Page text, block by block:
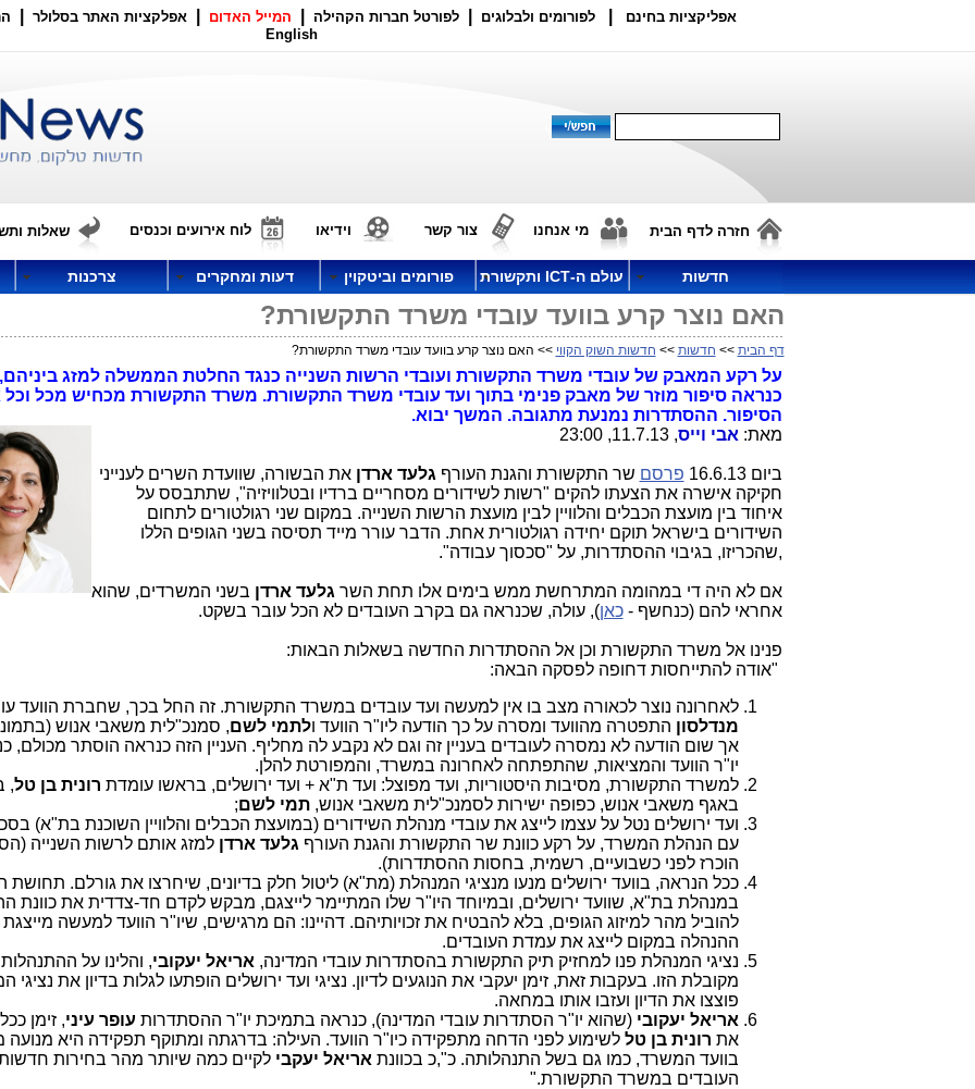
אפליקציות בחינם לפורומים ולבלוגים לפורטל חברות הקהילה המייל האדום אפלקציות האתר בסלולר
English
חזרה לדף הבית מי אנחנו צור קשר וידיאו לוח אירועים וכנסים שאלות
חדשות עולם ה-ICT ותקשורת פורומים וביטקוין דעות ומחקרים צרכנות
האם נוצר קרע בוועד עובדי משרד התקשורת?
דף הבית >> חדשות >> חדשות השוק הקווי >> האם נוצר קרע בוועד עובדי משרד התקשורת?
על רקע המאבק של עובדי משרד התקשורת ועובדי הרשות השנייה כנגד החלטת הממשלה למזג
כנראה סיפור מוזר של מאבק פנימי בתוך ועד עובדי משרד התקשורת. משרד התקשורת מכחיש מכל
הסיפור. ההסתדרות נמנעת מתגובה. המשך יבוא.
מאת: אבי וייס, 11.7.13, 23:00
ביום 16.6.13 פרסם שר התקשורת והגנת העורף גלעד ארדן את הבשורה, שוועדת השרים לענייני
חקיקה אישרה את הצעתו להקים "רשות לשידורים מסחריים ברדיו ובטלוויזיה", שתתבסס על
איחוד בין מועצת הכבלים והלוויין לבין מועצת הרשות השנייה. במקום שני רגולטורים לתחום
השידורים בישראל תוקם יחידה רגולטורית אחת. הדבר עורר מייד תסיסה בשני הגופים הללו
,שהכריזו, בגיבוי ההסתדרות, על "סכסוך עבודה".
אם לא היה די במהומה המתרחשת ממש בימים אלו תחת השר גלעד ארדן בשני המשרדים, שהוא
אחראי להם (כנחשף -כאן), עולה, שכנראה גם בקרב העובדים לא הכל עובר בשקט.
פנינו אל משרד התקשורת וכן אל ההסתדרות החדשה בשאלות הבאות:
"אודה להתייחסות דחופה לפסקה הבאה:
לאחרונה נוצר לכאורה מצב בו אין למעשה ועד עובדים במשרד התקשורת. זה החל בכך, שחברת הוועד
מנדלסון התפטרה מהוועד ומסרה על כך הודעה ליו"ר הוועד ולתמי לשם, סמנכ"לית משאבי אנוש
אך שום הודעה לא נמסרה לעובדים בעניין זה וגם לא נקבע לה מחליף. העניין הזה כנראה הוסתר מכולם,
יו"ר הוועד והמציאות, שהתפתחה לאחרונה במשרד, והמפורטת להלן.
למשרד התקשורת, מסיבות היסטוריות, ועד מפוצל: ועד ת"א + ועד ירושלים, בראשו עומדת רונית בן טל,
באגף משאבי אנוש, כפופה ישירות לסמנכ"לית משאבי אנוש,תמי לשם;
ועד ירושלים נטל על עצמו לייצג את עובדי מנהלת השידורים (במועצת הכבלים והלוויין השוכנת בת"א)
עם הנהלת המשרד, על רקע כוונת שר התקשורת והגנת העורף גלעד ארדן למזג אותם לרשות השנייה
הוכרז לפני כשבועיים, רשמית, בחסות ההסתדרות).
ככל הנראה, בוועד ירושלים מנעו מנציגי המנהלת (מת"א) ליטול חלק בדיונים, שיחרצו את גורלם. תחושת
במנהלת בת"א, שוועד ירושלים, ובמיוחד היו"ר שלו המתיימר לייצגם, מבקש לקדם חד-צדדית את כוונת
להוביל מהר למיזוג הגופים, בלא להבטיח את זכויותיהם. דהיינו: הם מרגישים, שיו"ר הוועד למעשה
ההנהלה במקום לייצג את עמדת העובדים.
נציגי המנהלת פנו למחזיק תיק התקשורת בהסתדרות עובדי המדינה, אריאל יעקובי, והלינו על
מקובלת הזו. בעקבות זאת, זימן יעקבי את הנוגעים לדיון. נציגי ועד ירושלים הופתעו לגלות בדיון את נציגי
פוצצו את הדיון ועזבו אותו במחאה.
אריאל יעקובי(שהוא יו"ר הסתדרות עובדי המדינה), כנראה בתמיכת יו"ר ההסתדרות עופר עיני, זימן
את רונית בן טל לשימוע לפני הדחה מתפקידה כיו"ר הוועד. העילה: בדרגתה ומתוקף תפקידה היא מנועה
בוועד המשרד, כמו גם בשל התנהלותה. כ",כ בכוונת אריאל יעקבי לקיים כמה שיותר מהר בחירות חדשות
העובדים במשרד התקשורת."